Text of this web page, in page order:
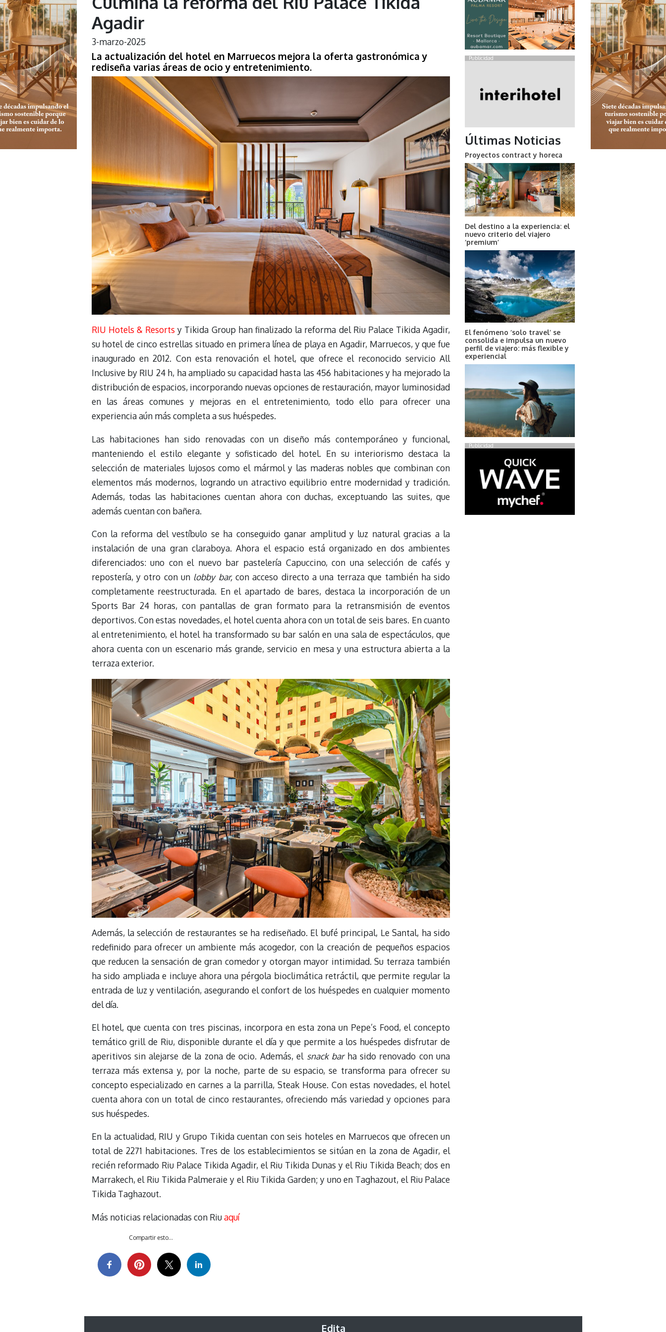
Agadir
3-marzo-2025
La actualización del hotel en Marruecos mejora la oferta gastronómica y
rediseña varias áreas de ocio y entretenimiento.
RIU Hotels & Resorts y Tikida Group han finalizado la reforma del Riu Palace Tikida Agadir,
su hotel de cinco estrellas situado en primera línea de playa en Agadir, Marruecos, y que fue
inaugurado en 2012. Con esta renovación el hotel, que ofrece el reconocido servicio All
Inclusive by RIU 24 h, ha ampliado su capacidad hasta las 456 habitaciones y ha mejorado la
distribución de espacios, incorporando nuevas opciones de restauración, mayor luminosidad
en las áreas comunes y mejoras en el entretenimiento, todo ello para ofrecer una
experiencia aún más completa a sus huéspedes.
Las habitaciones han sido renovadas con un diseño más contemporáneo y funcional,
manteniendo el estilo elegante y sofisticado del hotel. En su interiorismo destaca la
selección de materiales lujosos como el mármol y las maderas nobles que combinan con
elementos más modernos, logrando un atractivo equilibrio entre modernidad y tradición.
Además, todas las habitaciones cuentan ahora con duchas, exceptuando las suites, que
además cuentan con bañera.
Con la reforma del vestíbulo se ha conseguido ganar amplitud y luz natural gracias a la
instalación de una gran claraboya. Ahora el espacio está organizado en dos ambientes
diferenciados: uno con el nuevo bar pastelería Capuccino, con una selección de cafés y
repostería, y otro con un lobby bar,con acceso directo a una terraza que también ha sido
completamente reestructurada. En el apartado de bares, destaca la incorporación de un
Sports Bar 24 horas, con pantallas de gran formato para la retransmisión de eventos
deportivos. Con estas novedades, el hotel cuenta ahora con un total de seis bares. En cuanto
al entretenimiento, el hotel ha transformado su bar salón en una sala de espectáculos, que
ahora cuenta con un escenario más grande, servicio en mesa y una estructura abierta a la
terraza exterior.
Además, la selección de restaurantes se ha rediseñado. El bufé principal, Le Santal, ha sido
redefinido para ofrecer un ambiente más acogedor, con la creación de pequeños espacios
que reducen la sensación de gran comedor y otorgan mayor intimidad. Su terraza también
ha sido ampliada e incluye ahora una pérgola bioclimática retráctil, que permite regular la
entrada de luz y ventilación, asegurando el confort de los huéspedes en cualquier momento
del día.
El hotel, que cuenta con tres piscinas, incorpora en esta zona un Pepe’s Food, el concepto
temático grill de Riu, disponible durante el día y que permite a los huéspedes disfrutar de
aperitivos sin alejarse de la zona de ocio. Además, el snack barha sido renovado con una
terraza más extensa y, por la noche, parte de su espacio, se transforma para ofrecer su
concepto especializado en carnes a la parrilla, Steak House. Con estas novedades, el hotel
cuenta ahora con un total de cinco restaurantes, ofreciendo más variedad y opciones para
sus huéspedes.
En la actualidad, RIU y Grupo Tikida cuentan con seis hoteles en Marruecos que ofrecen un
total de 2271 habitaciones. Tres de los establecimientos se sitúan en la zona de Agadir, el
recién reformado Riu Palace Tikida Agadir, el Riu Tikida Dunas y el Riu Tikida Beach; dos en
Marrakech, el Riu Tikida Palmeraie y el Riu Tikida Garden; y uno en Taghazout, el Riu Palace
Tikida Taghazout.
Más noticias relacionadas con Riuaquí
Compartir esto...
Publicidad
Últimas Noticias
Proyectos contract y horeca
Del destino a la experiencia: el
nuevo criterio del viajero
‘premium’
El fenómeno ‘solo travel’ se
consolida e impulsa un nuevo
perfil de viajero: más flexible y
experiencial
Publicidad
Edita